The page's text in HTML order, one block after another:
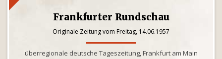
Frankfurter Rundschau
Originale Zeitung vom Freitag, 14.06.1957
überregionale deutsche Tageszeitung, Frankfurt am Main